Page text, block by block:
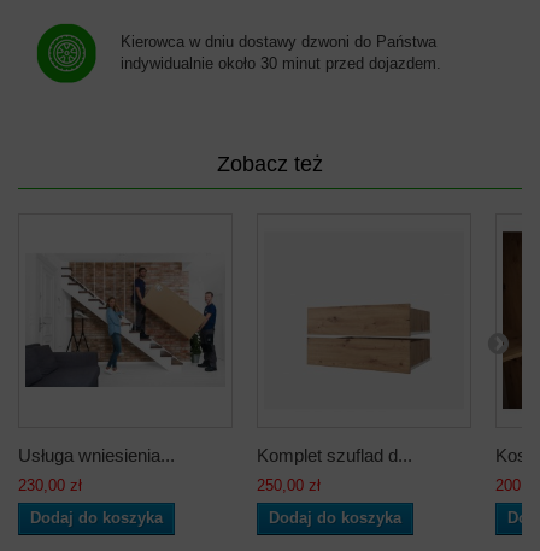
Kierowca w dniu dostawy dzwoni do Państwa
indywidualnie około 30 minut przed dojazdem.
Zobacz też
Usługa wniesienia...
230,00 zł
Dodaj do koszyka
Komplet szuflad d...
250,00 zł
Dodaj do koszyka